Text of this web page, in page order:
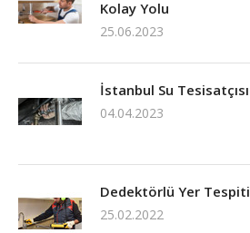
Kolay Yolu
25.06.2023
İstanbul Su Tesisatçısı
04.04.2023
Dedektörlü Yer Tespiti
25.02.2022